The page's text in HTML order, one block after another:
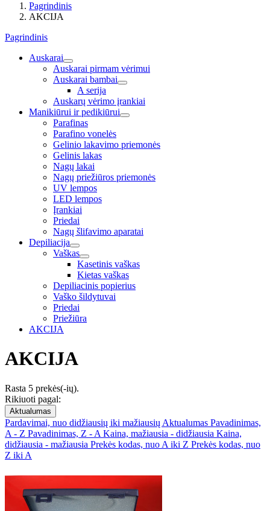
Pagrindinis
AKCIJA
Pagrindinis
Auskarai
Auskarai pirmam vėrimui
Auskarai bambai
A serija
Auskarų vėrimo įrankiai
Manikiūrui ir pedikiūrui
Parafinas
Parafino vonelės
Gelinio lakavimo priemonės
Gelinis lakas
Nagų lakai
Nagų priežiūros priemonės
UV lempos
LED lempos
Įrankiai
Priedai
Nagų šlifavimo aparatai
Depiliacija
Vaškas
Kasetinis vaškas
Kietas vaškas
Depiliacinis popierius
Vaško šildytuvai
Priedai
Priežiūra
AKCIJA
AKCIJA
Rasta 5 prekės(-ių).
Rikiuoti pagal:
Aktualumas
Pardavimai, nuo didžiausių iki mažiausių Aktualumas Pavadinimas,
A - Z Pavadinimas, Z - A Kaina, mažiausia - didžiausia Kaina,
didžiausia - mažiausia Prekės kodas, nuo A iki Z Prekės kodas, nuo
Z iki A